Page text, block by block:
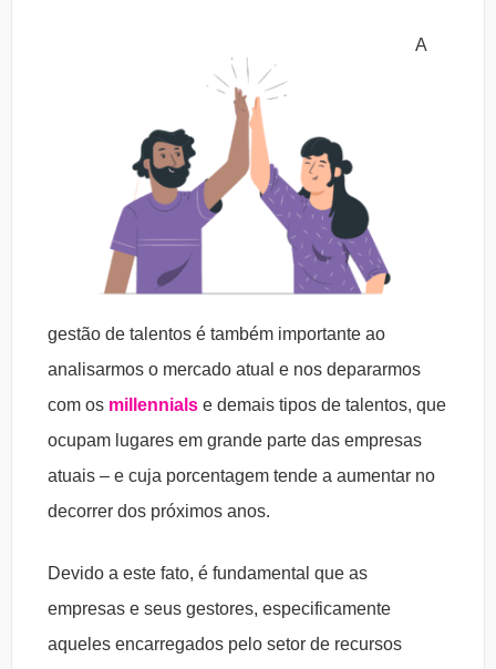
A
gestão de talentos é também importante ao
analisarmos o mercado atual e nos depararmos
com os millennials e demais tipos de talentos, que
ocupam lugares em grande parte das empresas
atuais – e cuja porcentagem tende a aumentar no
decorrer dos próximos anos.
Devido a este fato, é fundamental que as
empresas e seus gestores, especificamente
aqueles encarregados pelo setor de recursos